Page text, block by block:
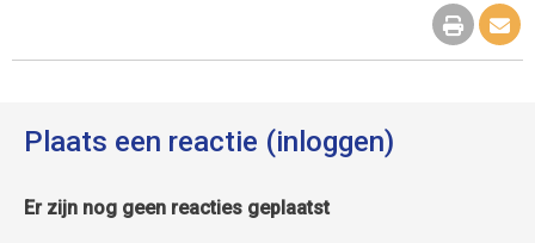
Plaats een reactie (inloggen)
Er zijn nog geen reacties geplaatst